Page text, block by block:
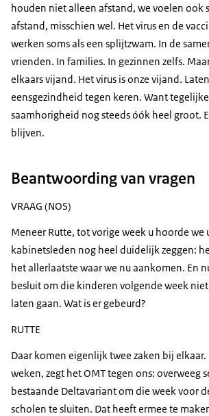
houden niet alleen afstand, we voelen ook
afstand, misschien wel. Het virus en de
werken soms als een splijtzwam. In de
vrienden. In families. In gezinnen zelfs.
elkaars vijand. Het virus is onze vijand.
eensgezindheid tegen keren. Want
saamhorigheid nog steeds óók heel groot.
blijven.
Beantwoording van vragen
VRAAG (NOS)
Meneer Rutte, tot vorige week u hoorde we
kabinetsleden nog heel duidelijk zeggen:
het allerlaatste waar we nu aankomen. En
besluit om die kinderen volgende week
laten gaan. Wat is er gebeurd?
RUTTE
Daar komen eigenlijk twee zaken bij elkaar.
weken, zegt het OMT tegen ons: overweeg
bestaande Deltavariant om die week voor
scholen te sluiten. Dat heeft ermee te